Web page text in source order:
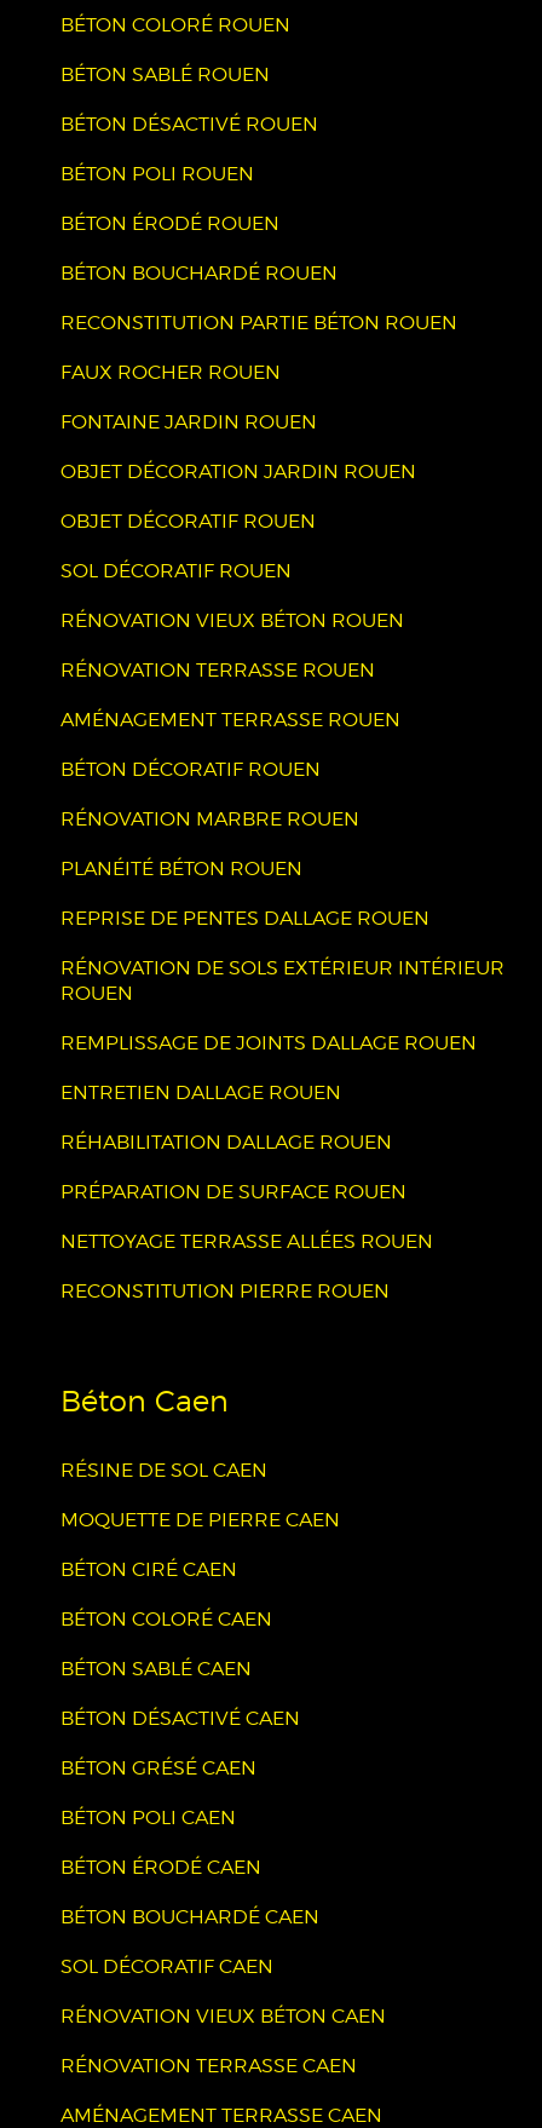
BÉTON COLORÉ ROUEN
BÉTON SABLÉ ROUEN
BÉTON DÉSACTIVÉ ROUEN
BÉTON POLI ROUEN
BÉTON ÉRODÉ ROUEN
BÉTON BOUCHARDÉ ROUEN
RECONSTITUTION PARTIE BÉTON ROUEN
FAUX ROCHER ROUEN
FONTAINE JARDIN ROUEN
OBJET DÉCORATION JARDIN ROUEN
OBJET DÉCORATIF ROUEN
SOL DÉCORATIF ROUEN
RÉNOVATION VIEUX BÉTON ROUEN
RÉNOVATION TERRASSE ROUEN
AMÉNAGEMENT TERRASSE ROUEN
BÉTON DÉCORATIF ROUEN
RÉNOVATION MARBRE ROUEN
PLANÉITÉ BÉTON ROUEN
REPRISE DE PENTES DALLAGE ROUEN
RÉNOVATION DE SOLS EXTÉRIEUR INTÉRIEUR
ROUEN
REMPLISSAGE DE JOINTS DALLAGE ROUEN
ENTRETIEN DALLAGE ROUEN
RÉHABILITATION DALLAGE ROUEN
PRÉPARATION DE SURFACE ROUEN
NETTOYAGE TERRASSE ALLÉES ROUEN
RECONSTITUTION PIERRE ROUEN
Béton Caen
RÉSINE DE SOL CAEN
MOQUETTE DE PIERRE CAEN
BÉTON CIRÉ CAEN
BÉTON COLORÉ CAEN
BÉTON SABLÉ CAEN
BÉTON DÉSACTIVÉ CAEN
BÉTON GRÉSÉ CAEN
BÉTON POLI CAEN
BÉTON ÉRODÉ CAEN
BÉTON BOUCHARDÉ CAEN
SOL DÉCORATIF CAEN
RÉNOVATION VIEUX BÉTON CAEN
RÉNOVATION TERRASSE CAEN
AMÉNAGEMENT TERRASSE CAEN